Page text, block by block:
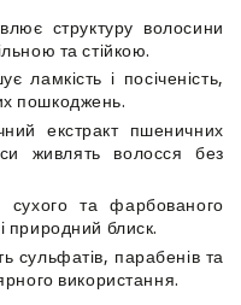
структуру волосини
та стійкою.
ламкість і посіченість,
пошкоджень.
екстракт пшеничних
живлять волосся без
сухого та фарбованого
природний блиск.
сульфатів, парабенів та
використання.